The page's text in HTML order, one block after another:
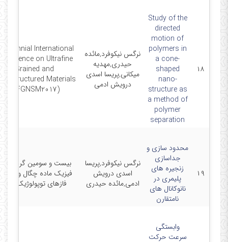
۱۸
Study of the
directed
motion of
polymers in
a cone-
shaped
nano-
structure as
a method of
polymer
separation
نرگس نیکوفرد,مائده
حیدری,مهدیه
میکانی,پریسا اسدی
درویش ادمی
Biennial International
on Ultrafine
Grained and
Materials
(UFGNSM2017)
۱۹
محدود سازی و
جداسازی
زنجیره های
پلیمری در
نانوکانال های
نامتقارن
نرگس نیکوفرد,پریسا
اسدی درویش
ادمی,مائده حیدری
بیست و سومین
فیزیک ماده چگال و
فازهای توپولوژیک ماده
وابستگی
سرعت حرکت